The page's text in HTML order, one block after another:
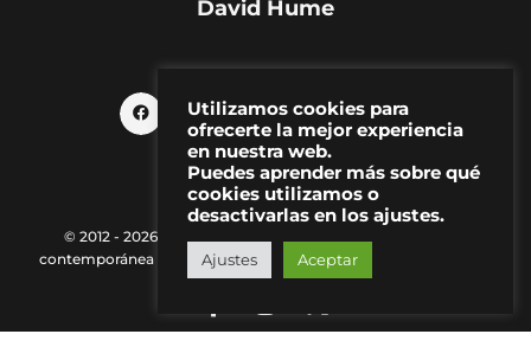
David Hume
© 2012 - 2026 MAKMA | Revista de artes visuales y cultura
contemporánea |
Política de Privacidad|Aviso Legal
Utilizamos cookies para
ofrecerte la mejor experiencia
en nuestra web.
Puedes aprender más sobre qué
cookies utilizamos o
desactivarlas en los ajustes.
Ajustes Aceptar